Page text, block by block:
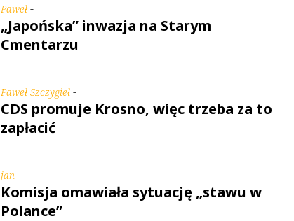
Paweł -
„Japońska” inwazja na Starym
Cmentarzu
Paweł Szczygieł -
CDS promuje Krosno, więc trzeba za to
zapłacić
jan -
Komisja omawiała sytuację „stawu w
Polance”